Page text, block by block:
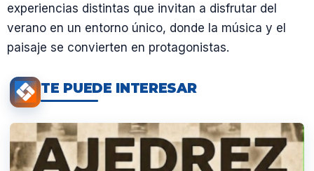
experiencias distintas que invitan a disfrutar del
verano en un entorno único, donde la música y el
paisaje se convierten en protagonistas.
TE PUEDE INTERESAR